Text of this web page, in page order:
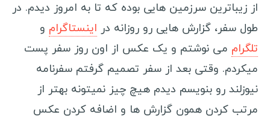
ویزا شینگن یونان
ویزا شینگن لهستان
ویزا کانادا
ویزا استرالیا
از زیباترین سرزمین هایی بوده که تا به امروز دیدم. در
طول سفر، گزارش هایی رو روزانه در اینستاگرام و
تلگرام می نوشتم و یک عکس از اون روز سفر پست
میکردم. وقتی بعد از سفر تصمیم گرفتم سفرنامه
نیوزلند رو بنویسم دیدم هیچ چیز نمیتونه بهتر از
مرتب کردن همون گزارش ها و اضافه کردن عکس